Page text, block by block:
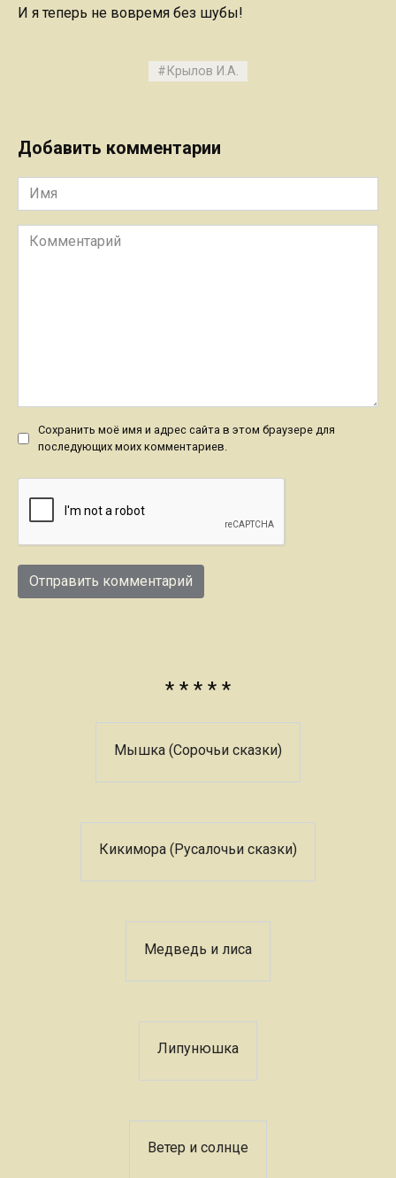
И я теперь не вовремя без шубы!
Крылов И.А.
Добавить комментарии
Имя
Комментарий
Сохранить моё имя и адрес сайта в этом браузере для
последующих моих комментариев.
* * * * *
Мышка (Сорочьи сказки)
Кикимора (Русалочьи сказки)
Медведь и лиса
Липунюшка
Ветер и солнце